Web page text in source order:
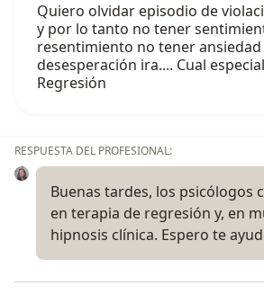
Quiero olvidar episodio de
y por lo tanto no tener
resentimiento no tener ansiedad
desesperación ira.... Cual
Regresión
RESPUESTA DEL PROFESIONAL:
Buenas tardes, los psicólogos
en terapia de regresión y, en
hipnosis clínica. Espero te